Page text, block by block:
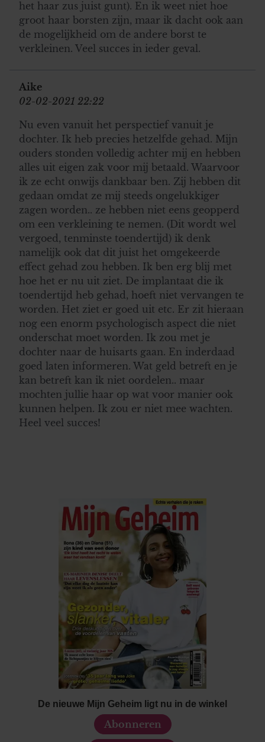
het haar zus juist gunt). En ik weet niet hoe
groot haar borsten zijn, maar ik dacht ook aan
de mogelijkheid om de andere borst te
verkleinen. Veel succes in ieder geval.
Aike
02-02-2021 22:22
Nu even vanuit het perspectief vanuit je
dochter. Ik heb precies hetzelfde gehad. Mijn
ouders stonden volledig achter mij en hebben
alles uit eigen zak voor mij betaald. Waarvoor
ik ze echt onwijs dankbaar ben. Zij hebben dit
gedaan omdat ze mij steeds ongelukkiger
zagen worden.. ze hebben niet eens geopperd
om een verkleining te nemen. (Dit wordt wel
vergoed, tenminste toendertijd) ik denk
namelijk ook dat dit juist het omgekeerde
effect gehad zou hebben. Ik ben erg blij met
hoe het er nu uit ziet. De implantaat die ik
toendertijd heb gehad, hoeft niet vervangen te
worden. Het ziet er goed uit etc. Er zit hieraan
nog een enorm psychologisch aspect die niet
onderschat moet worden. Ik zou met je
dochter naar de huisarts gaan. En inderdaad
goed laten informeren. Wat geld betreft en je
kan betreft kan ik niet oordelen.. maar
mochten jullie haar op wat voor manier ook
kunnen helpen. Ik zou er niet mee wachten.
Heel veel succes!
De nieuwe Mijn Geheim ligt nu in de winkel
Abonneren